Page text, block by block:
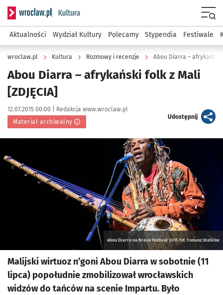
Serwis informacyjny wroclaw.pl podserwis: Kultura
Aktualności Wydział Kultury Polecamy Stypendia Festiwale
wroclaw.pl Kultura Rozmowy i recenzje Abou Diarra – afrykański
Abou Diarra – afrykański folk z Mali
[ZDJĘCIA]
Data publikacji:
12.07.2015 00:00 | Autor:
Redakcja www.wroclaw.pl
Materiał archiwalny
Udostępnijartykuł
Abou Diarra na Brave Festival 2015 fot. Tomasz Walków
Malijski wirtuoz n’goni Abou Diarra w sobotnie (11
lipca) popołudnie zmobilizował wrocławskich
widzów do tańców na scenie Impartu. Było